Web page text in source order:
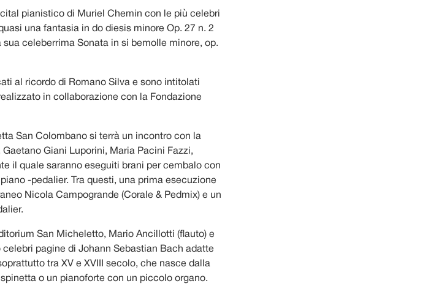
pianistico di Muriel Chemin con le più celebri
una fantasia in do diesis minore Op. 27 n. 2
sua celeberrima Sonata in si bemolle minore, op.
al ricordo di Romano Silva e sono intitolati
in collaborazione con la Fondazione
San Colombano si terrà un incontro con la
Giani Luporini, Maria Pacini Fazzi,
il quale saranno eseguiti brani per cembalo con
-pedalier. Tra questi, una prima esecuzione
Nicola Campogrande (Corale & Pedmix) e un
San Micheletto, Mario Ancillotti (flauto) e
pagine di Johann Sebastian Bach adatte
tra XV e XVIII secolo, che nasce dalla
o un pianoforte con un piccolo organo.